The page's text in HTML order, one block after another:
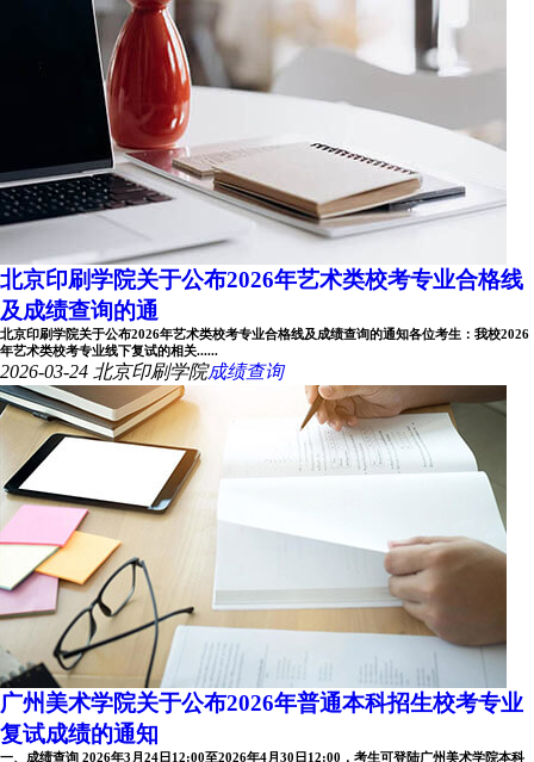
北京印刷学院关于公布2026年艺术类校考专业合格线
及成绩查询的通
北京印刷学院关于公布2026年艺术类校考专业合格线及成绩查询的通知各位考生：我校2026
年艺术类校考专业线下复试的相关......
2026-03-24 北京印刷学院成绩查询
广州美术学院关于公布2026年普通本科招生校考专业
复试成绩的通知
一、成绩查询 2026年3月24日12:00至2026年4月30日12:00，考生可登陆广州美术学院本科